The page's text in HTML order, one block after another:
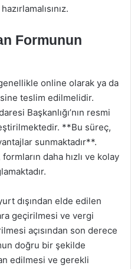
Formunun
online olarak ya da
teslim edilmelidir.
Başkanlığı’nın resmi
**Bu süreç,
sunmaktadır**.
daha hızlı ve kolay
dışından elde edilen
geçirilmesi ve vergi
açısından son derece
doğru bir şekilde
edilmesi ve gerekli